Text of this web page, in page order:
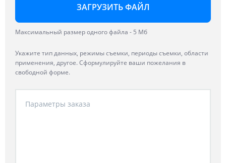
ЗАГРУЗИТЬ ФАЙЛ
Максимальный размер одного файла - 5 Мб
Укажите тип данных, режимы съемки, периоды съемки, области
применения, другое. Сформулируйте ваши пожелания в
свободной форме.
Параметры заказа